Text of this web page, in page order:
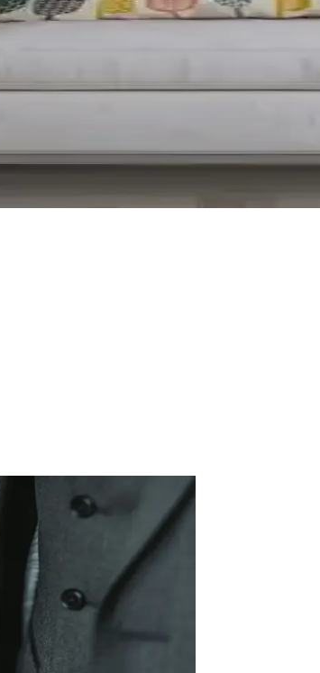
ve Şık Ev Dekorasyonu İçin Uygun
bir araya getirerek ev dekorasyonunuza
ve Estetik Tasarım
Tasarım ve Kullanım Özellikleri